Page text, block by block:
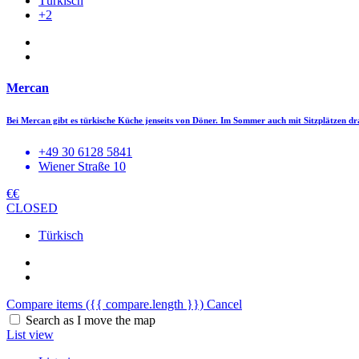
+2
Mercan
Bei Mercan gibt es türkische Küche jenseits von Döner. Im Sommer auch mit Sitzplätzen
+49 30 6128 5841
Wiener Straße 10
€€
CLOSED
Türkisch
Compare items ({{ compare.length }}) Cancel
Search as I move the map
List view